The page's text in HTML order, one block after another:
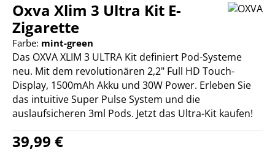
Oxva Xlim 3 Ultra Kit E-
Zigarette
Farbe: mint-green
Das OXVA XLIM 3 ULTRA Kit definiert Pod-Systeme
neu. Mit dem revolutionären 2,2" Full HD Touch-
Display, 1500mAh Akku und 30W Power. Erleben Sie
das intuitive Super Pulse System und die
auslaufsicheren 3ml Pods. Jetzt das Ultra-Kit kaufen!
Regulärer Preis:
39,99 €